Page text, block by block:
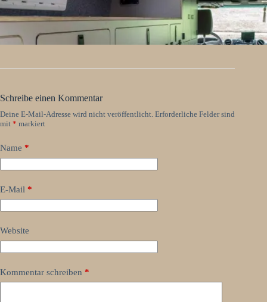
Schreibe einen Kommentar
Deine E-Mail-Adresse wird nicht veröffentlicht. Erforderliche Felder sind
mit * markiert
Name *
E-Mail *
Website
Kommentar schreiben *